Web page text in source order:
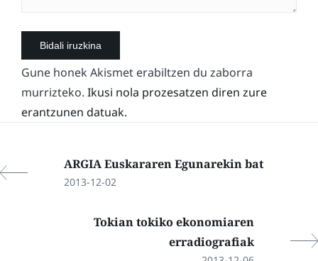
Gune honek Akismet erabiltzen du zaborra
murrizteko. Ikusi nola prozesatzen diren zure
erantzunen datuak.
ARGIA Euskararen Egunarekin bat
2013-12-02
Tokian tokiko ekonomiaren
erradiografiak